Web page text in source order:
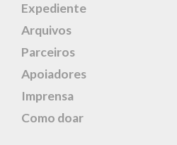
Expediente
Arquivos
Parceiros
Apoiadores
Imprensa
Como doar